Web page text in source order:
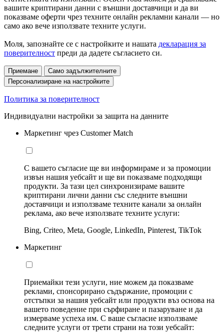
вашите криптирани данни с външни доставчици и да ви
показваме оферти чрез техните онлайн рекламни канали — но
само ако вече използвате техните услуги.
Моля, запознайте се с настройките и нашата декларация за
поверителност преди да дадете съгласието си.
Приемане
Само задължителните
Персонализиране на настройките
Политика за поверителност
Индивидуални настройки за защита на данните
Маркетинг чрез Customer Match
С вашето съгласие ще ви информираме и за промоции
извън нашия уебсайт и ще ви показваме подходящи
продукти. За тази цел синхронизираме вашите
криптирани лични данни със следните външни
доставчици и използваме техните канали за онлайн
реклама, ако вече използвате техните услуги:
Bing, Criteo, Meta, Google, LinkedIn, Pinterest, TikTok
Маркетинг
Приемайки тези услуги, ние можем да показваме
реклами, спонсорирано съдържание, промоции с
отстъпки за нашия уебсайт или продукти въз основа на
вашето поведение при сърфиране и пазаруване и да
измерваме успеха им. С ваше съгласие използваме
следните услуги от трети страни на този уебсайт: